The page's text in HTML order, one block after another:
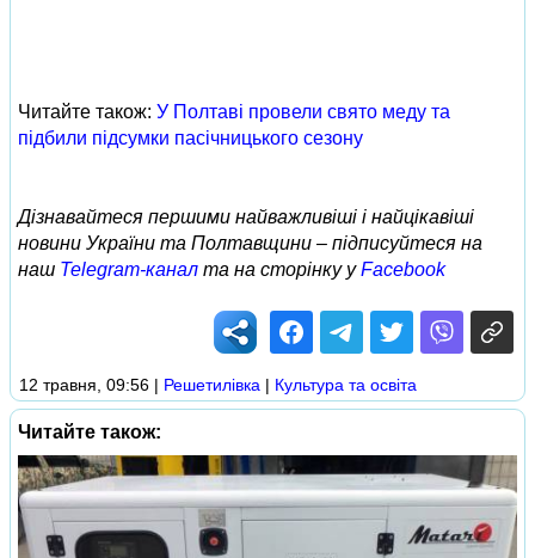
Читайте також: У Полтаві провели свято меду та
підбили підсумки пасічницького сезону
Дізнавайтеся першими найважливіші і найцікавіші
новини України та Полтавщини – підписуйтеся на
наш Telegram-канал та на сторінку уFacebook
12 травня, 09:56 | Решетилівка | Культура та освіта
Читайте також: